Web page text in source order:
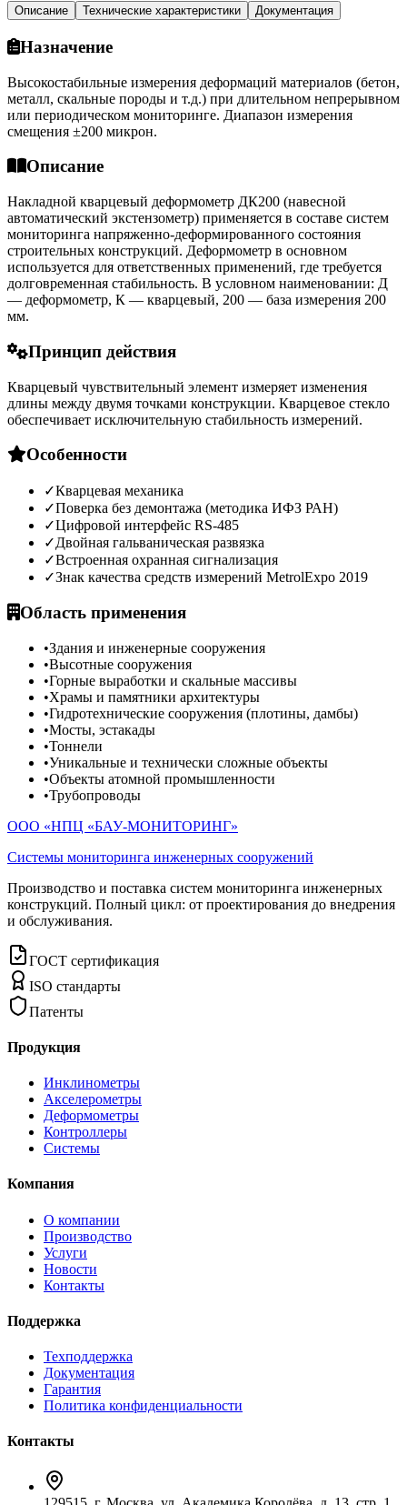
Описание Технические характеристики Документация
Назначение
Высокостабильные измерения деформаций материалов (бетон,
металл, скальные породы и т.д.) при длительном непрерывном
или периодическом мониторинге. Диапазон измерения
смещения ±200 микрон.
Описание
Накладной кварцевый деформометр ДК200 (навесной
автоматический экстензометр) применяется в составе систем
мониторинга напряженно-деформированного состояния
строительных конструкций. Деформометр в основном
используется для ответственных применений, где требуется
долговременная стабильность. В условном наименовании: Д
— деформометр, К — кварцевый, 200 — база измерения 200
мм.
Принцип действия
Кварцевый чувствительный элемент измеряет изменения
длины между двумя точками конструкции. Кварцевое стекло
обеспечивает исключительную стабильность измерений.
Особенности
✓Кварцевая механика
✓Поверка без демонтажа (методика ИФЗ РАН)
✓Цифровой интерфейс RS-485
✓Двойная гальваническая развязка
✓Встроенная охранная сигнализация
✓Знак качества средств измерений MetrolExpo 2019
Область применения
•Здания и инженерные сооружения
•Высотные сооружения
•Горные выработки и скальные массивы
•Храмы и памятники архитектуры
•Гидротехнические сооружения (плотины, дамбы)
•Мосты, эстакады
•Тоннели
•Уникальные и технически сложные объекты
•Объекты атомной промышленности
•Трубопроводы
ООО «НПЦ «БАУ-МОНИТОРИНГ»
Системы мониторинга инженерных сооружений
Производство и поставка систем мониторинга инженерных
конструкций. Полный цикл: от проектирования до внедрения
и обслуживания.
ГОСТ сертификация
ISO стандарты
Патенты
Продукция
Инклинометры
Акселерометры
Деформометры
Контроллеры
Системы
Компания
О компании
Производство
Услуги
Новости
Контакты
Поддержка
Техподдержка
Документация
Гарантия
Политика конфиденциальности
Контакты